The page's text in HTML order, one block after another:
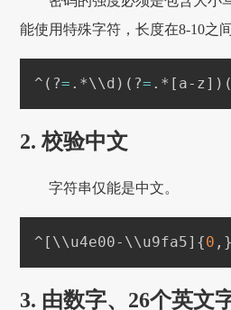
能使用特殊字符，长度在8-10之间
^ ( ?= .*\\d ) ( ?= .* [ a-z ] ) (
2. 校验中文
字符串仅能是中文。
^ [ \\u4e00- \\u9fa5] {0 , }
3. 由数字、26个英文